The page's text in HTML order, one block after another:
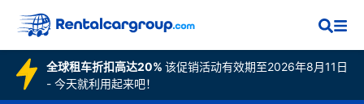
全球租车折扣高达20% 该促销活动有效期至2026年8月11日
- 今天就利用起来吧！